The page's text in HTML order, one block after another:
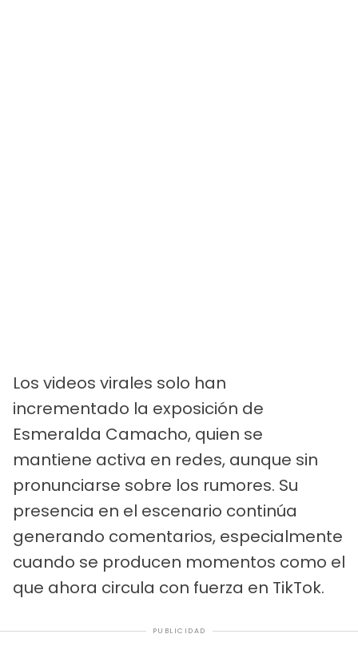
Los videos virales solo han
incrementado la exposición de
Esmeralda Camacho, quien se
mantiene activa en redes, aunque sin
pronunciarse sobre los rumores. Su
presencia en el escenario continúa
generando comentarios, especialmente
cuando se producen momentos como el
que ahora circula con fuerza en TikTok.
PUBLICIDAD